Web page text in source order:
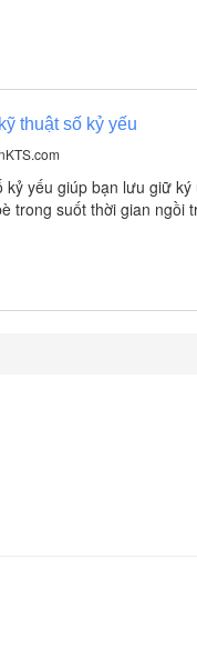
thuật số kỷ yếu
kỷ yếu giúp bạn lưu giữ
trong suốt thời gian ngồi